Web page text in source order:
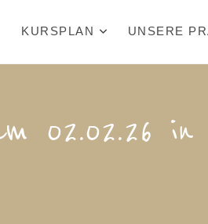
KURSPLAN UNSERE
02.02.26